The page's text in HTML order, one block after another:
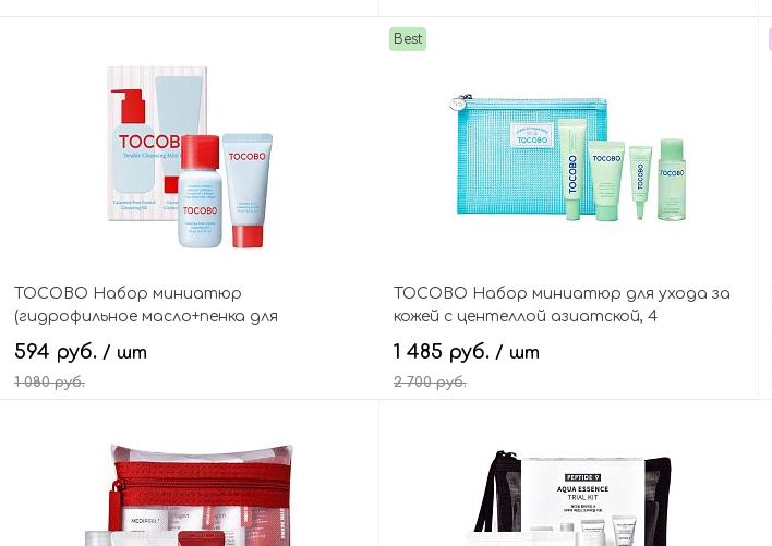
TOCOBO Набор миниатюр
(гидрофильное масло+пенка для
умывания), Double Cleanser Mini Duo
594 руб. / шт
1 080 руб.
Best
TOCOBO Набор миниатюр для ухода за
кожей с центеллой азиатской, 4
средства, Cica Calming Travel Kit
1 485 руб. / шт
2 700 руб.